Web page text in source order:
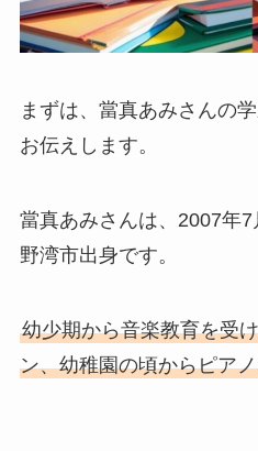
まずは、當真あみさんの
お伝えします。
當真あみさんは、2007年
野湾市出身です。
幼少期から音楽教育を受
ン、幼稚園の頃からピア